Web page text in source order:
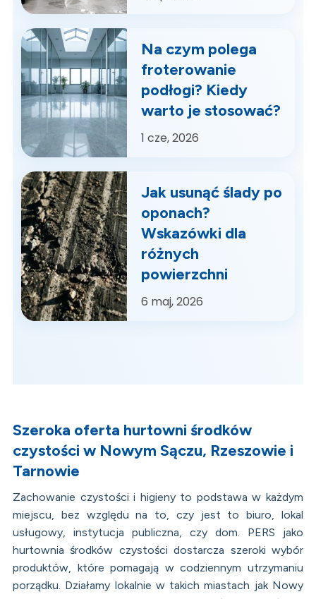
Na czym polega
froterowanie
podłogi? Kiedy
warto je stosować?
1 cze, 2026
Jak usunąć ślady po
oponach?
Wskazówki dla
różnych
powierzchni
6 maj, 2026
Szeroka oferta hurtowni środków
czystości w Nowym Sączu, Rzeszowie i
Tarnowie
Zachowanie czystości i higieny to podstawa w każdym
miejscu, bez względu na to, czy jest to biuro, lokal
usługowy, instytucja publiczna, czy dom. PERS jako
hurtownia środków czystości dostarcza szeroki wybór
produktów, które pomagają w codziennym utrzymaniu
porządku. Działamy lokalnie w takich miastach jak Nowy